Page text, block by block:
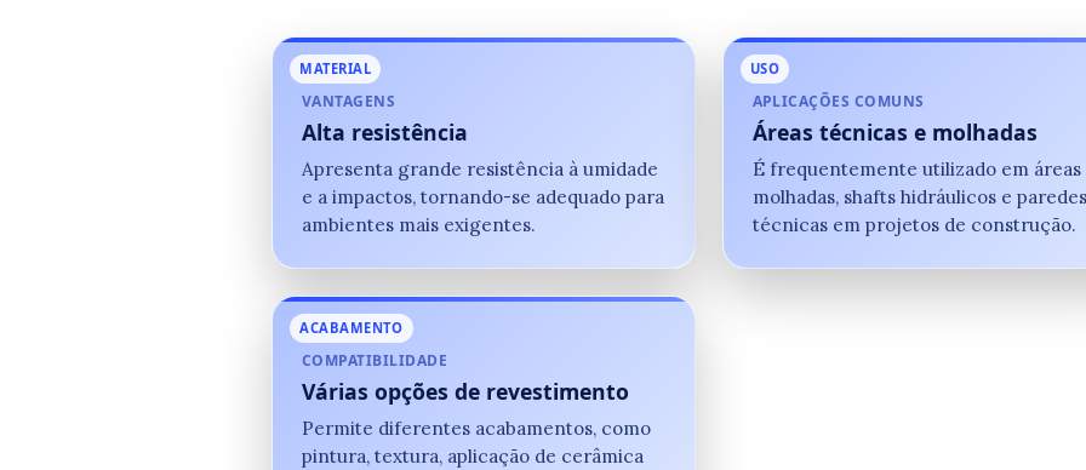
MATERIAL
VANTAGENS
Alta resistência
Apresenta grande resistência à umidade
e a impactos, tornando-se adequado para
ambientes mais exigentes.
USO
APLICAÇÕES COMUNS
Áreas técnicas e molhadas
É frequentemente utilizado em áreas
molhadas, shafts hidráulicos e paredes
técnicas em projetos de construção.
ACABAMENTO
COMPATIBILIDADE
Várias opções de revestimento
Permite diferentes acabamentos, como
pintura, textura, aplicação de cerâmica